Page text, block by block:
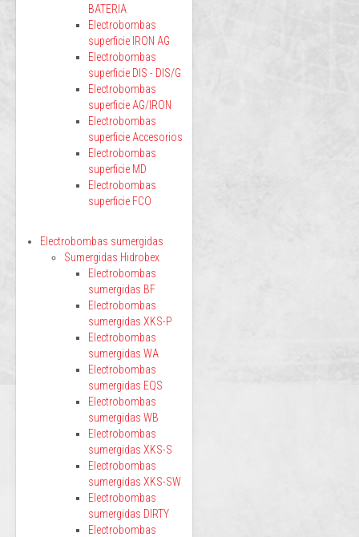
BATERIA
Electrobombas
superficie IRON AG
Electrobombas
superficie DIS - DIS/G
Electrobombas
superficie AG/IRON
Electrobombas
superficie Accesorios
Electrobombas
superficie MD
Electrobombas
superficie FCO
Electrobombas sumergidas
Sumergidas Hidrobex
Electrobombas
sumergidas BF
Electrobombas
sumergidas XKS-P
Electrobombas
sumergidas WA
Electrobombas
sumergidas EQS
Electrobombas
sumergidas WB
Electrobombas
sumergidas XKS-S
Electrobombas
sumergidas XKS-SW
Electrobombas
sumergidas DIRTY
Electrobombas